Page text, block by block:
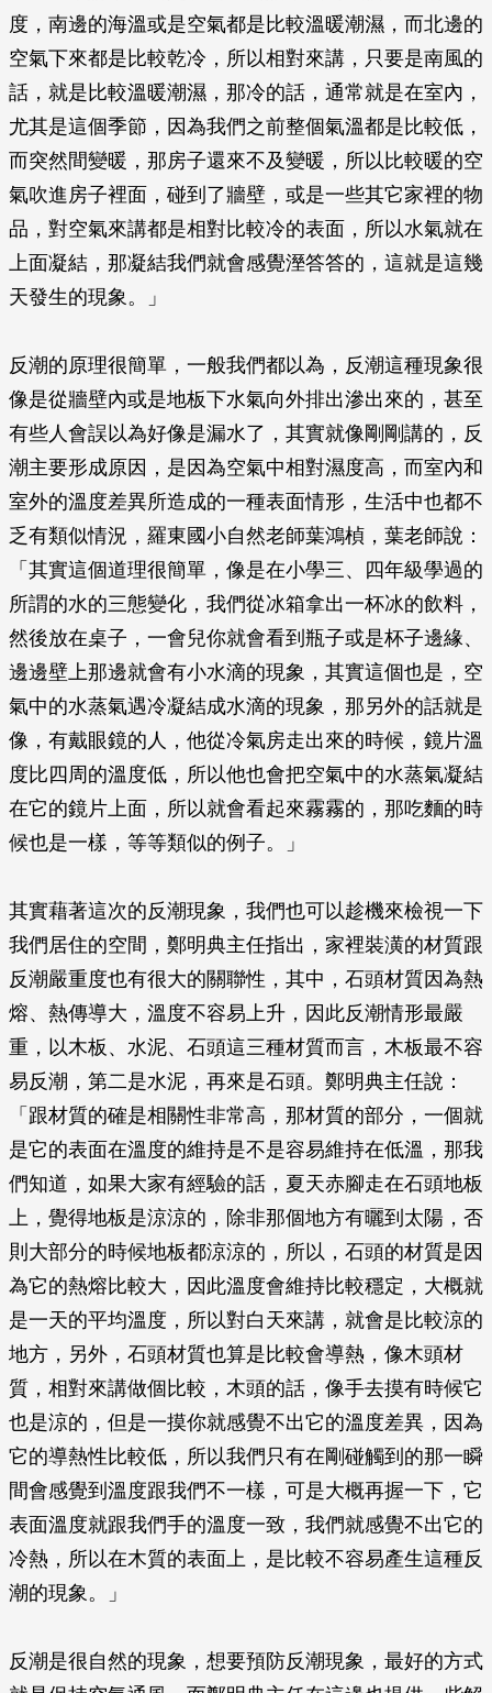
度，南邊的海溫或是空氣都是比較溫暖潮濕，而北邊的
空氣下來都是比較乾冷，所以相對來講，只要是南風的
話，就是比較溫暖潮濕，那冷的話，通常就是在室內，
尤其是這個季節，因為我們之前整個氣溫都是比較低，
而突然間變暖，那房子還來不及變暖，所以比較暖的空
氣吹進房子裡面，碰到了牆壁，或是一些其它家裡的物
品，對空氣來講都是相對比較冷的表面，所以水氣就在
上面凝結，那凝結我們就會感覺溼答答的，這就是這幾
天發生的現象。」
反潮的原理很簡單，一般我們都以為，反潮這種現象很
像是從牆壁內或是地板下水氣向外排出滲出來的，甚至
有些人會誤以為好像是漏水了，其實就像剛剛講的，反
潮主要形成原因，是因為空氣中相對濕度高，而室內和
室外的溫度差異所造成的一種表面情形，生活中也都不
乏有類似情況，羅東國小自然老師葉鴻楨，葉老師說：
「其實這個道理很簡單，像是在小學三、四年級學過的
所謂的水的三態變化，我們從冰箱拿出一杯冰的飲料，
然後放在桌子，一會兒你就會看到瓶子或是杯子邊緣、
邊邊壁上那邊就會有小水滴的現象，其實這個也是，空
氣中的水蒸氣遇冷凝結成水滴的現象，那另外的話就是
像，有戴眼鏡的人，他從冷氣房走出來的時候，鏡片溫
度比四周的溫度低，所以他也會把空氣中的水蒸氣凝結
在它的鏡片上面，所以就會看起來霧霧的，那吃麵的時
候也是一樣，等等類似的例子。」
其實藉著這次的反潮現象，我們也可以趁機來檢視一下
我們居住的空間，鄭明典主任指出，家裡裝潢的材質跟
反潮嚴重度也有很大的關聯性，其中，石頭材質因為熱
熔、熱傳導大，溫度不容易上升，因此反潮情形最嚴
重，以木板、水泥、石頭這三種材質而言，木板最不容
易反潮，第二是水泥，再來是石頭。鄭明典主任說：
「跟材質的確是相關性非常高，那材質的部分，一個就
是它的表面在溫度的維持是不是容易維持在低溫，那我
們知道，如果大家有經驗的話，夏天赤腳走在石頭地板
上，覺得地板是涼涼的，除非那個地方有曬到太陽，否
則大部分的時候地板都涼涼的，所以，石頭的材質是因
為它的熱熔比較大，因此溫度會維持比較穩定，大概就
是一天的平均溫度，所以對白天來講，就會是比較涼的
地方，另外，石頭材質也算是比較會導熱，像木頭材
質，相對來講做個比較，木頭的話，像手去摸有時候它
也是涼的，但是一摸你就感覺不出它的溫度差異，因為
它的導熱性比較低，所以我們只有在剛碰觸到的那一瞬
間會感覺到溫度跟我們不一樣，可是大概再握一下，它
表面溫度就跟我們手的溫度一致，我們就感覺不出它的
冷熱，所以在木質的表面上，是比較不容易產生這種反
潮的現象。」
反潮是很自然的現象，想要預防反潮現象，最好的方式